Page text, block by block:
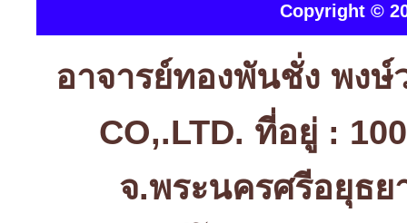
Copyright ©
อาจารย์ทองพันชั่ง พงษ์
CO,.LTD. ที่อยู่ :
จ.พระนครศรีอยุ